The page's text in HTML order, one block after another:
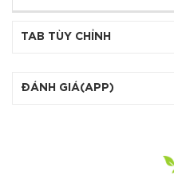
TAB TÙY CHỈNH
ĐÁNH GIÁ(APP)